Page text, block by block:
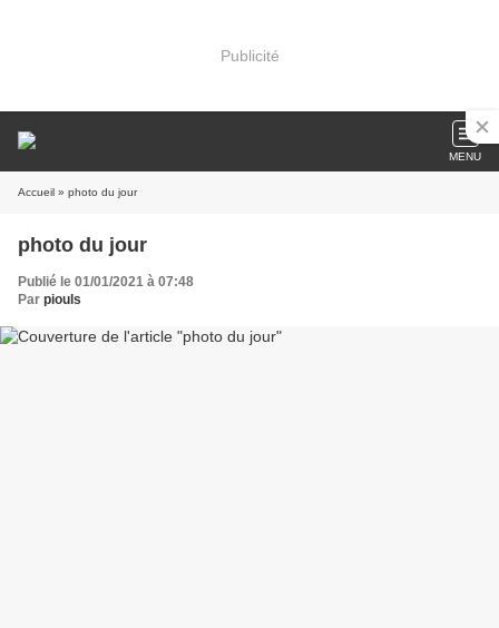
Publicité
MENU
Accueil » photo du jour
photo du jour
Publié le 01/01/2021 à 07:48
Par piouls